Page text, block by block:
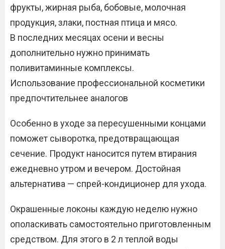
фрукты, жирная рыба, бобовые, молочная
продукция, злаки, постная птица и мясо.
В последних месяцах осени и весны
дополнительно нужно принимать
поливитаминные комплексы.
Использование профессиональной косметики
предпочтительнее аналогов
Особенно в уходе за пересушенными концами
поможет сыворотка, предотвращающая
сечение. Продукт наносится путем втирания
ежедневно утром и вечером. Достойная
альтернатива — спрей-кондиционер для ухода.
Окрашенные локоны каждую неделю нужно
ополаскивать самостоятельно приготовленным
средством. Для этого в 2 л теплой воды